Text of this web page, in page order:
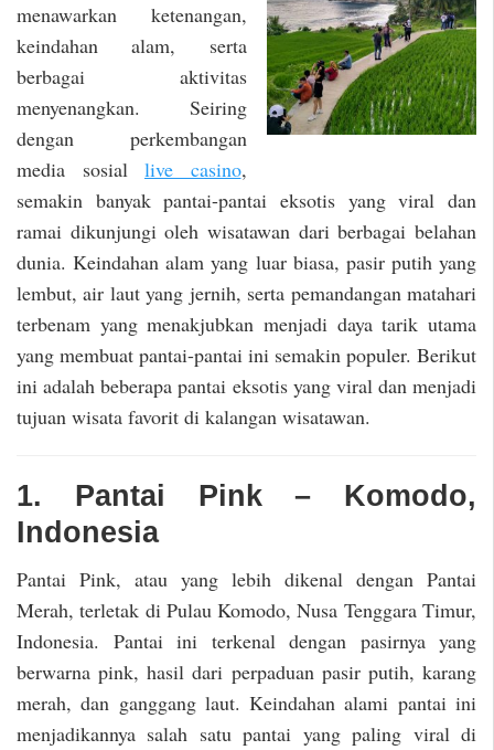
menawarkan ketenangan,
keindahan alam, serta
berbagai aktivitas
menyenangkan. Seiring
dengan perkembangan
media sosial live casino,
semakin banyak pantai-pantai eksotis yang viral dan
ramai dikunjungi oleh wisatawan dari berbagai belahan
dunia. Keindahan alam yang luar biasa, pasir putih yang
lembut, air laut yang jernih, serta pemandangan matahari
terbenam yang menakjubkan menjadi daya tarik utama
yang membuat pantai-pantai ini semakin populer. Berikut
ini adalah beberapa pantai eksotis yang viral dan menjadi
tujuan wisata favorit di kalangan wisatawan.
1. Pantai Pink – Komodo,
Indonesia
Pantai Pink, atau yang lebih dikenal dengan Pantai
Merah, terletak di Pulau Komodo, Nusa Tenggara Timur,
Indonesia. Pantai ini terkenal dengan pasirnya yang
berwarna pink, hasil dari perpaduan pasir putih, karang
merah, dan ganggang laut. Keindahan alami pantai ini
menjadikannya salah satu pantai yang paling viral di